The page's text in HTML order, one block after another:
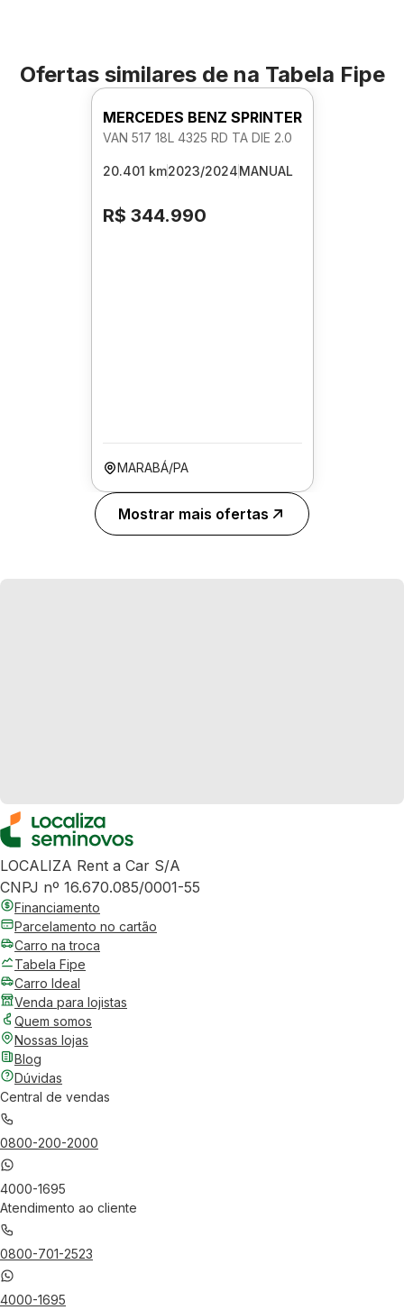
Ofertas similares de na Tabela Fipe
MERCEDES BENZ SPRINTER
VAN 517 18L 4325 RD TA DIE 2.0
20.401 km2023/2024MANUAL
R$ 344.990
MARABÁ/PA
Mostrar mais ofertas
LOCALIZA Rent a Car S/A
CNPJ nº 16.670.085/0001-55
Financiamento
Parcelamento no cartão
Carro na troca
Tabela Fipe
Carro Ideal
Venda para lojistas
Quem somos
Nossas lojas
Blog
Dúvidas
Central de vendas
0800-200-2000
4000-1695
Atendimento ao cliente
0800-701-2523
4000-1695